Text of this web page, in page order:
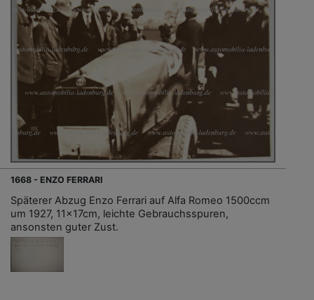
1668 - ENZO FERRARI
Späterer Abzug Enzo Ferrari auf Alfa Romeo 1500ccm
um 1927, 11x17cm, leichte Gebrauchsspuren,
ansonsten guter Zust.